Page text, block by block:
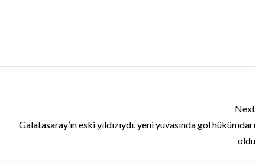
Next
Galatasaray’ın eski yıldızıydı, yeni yuvasında gol hükümdarı
oldu